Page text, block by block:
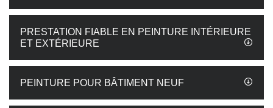
PRESTATION FIABLE EN PEINTURE INTÉRIEURE
ET EXTÉRIEURE
PEINTURE POUR BÂTIMENT NEUF